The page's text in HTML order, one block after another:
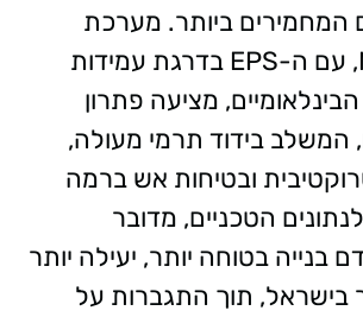
המחמירים ביותר. מערכת
NUDURA ICF, עם ה-EPS בדרגת עמידות
מציעה פתרון
המשלב בידוד תרמי מעולה,
ובטיחות אש ברמה
הטכניים, מדובר
בנייה בטוחה יותר, יעילה יותר
בישראל, תוך התגברות על